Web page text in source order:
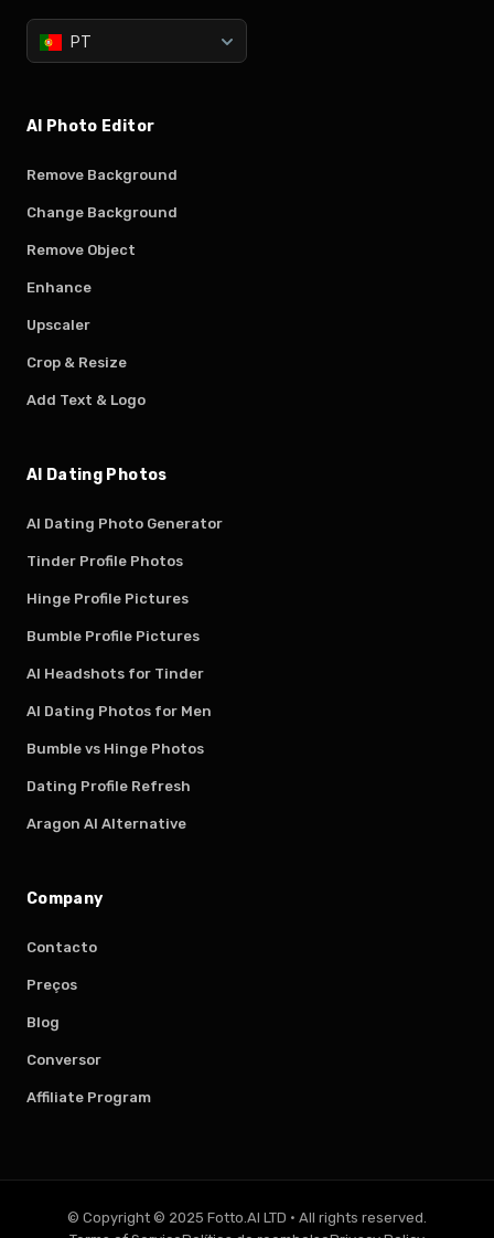
PT
AI Photo Editor
Remove Background
Change Background
Remove Object
Enhance
Upscaler
Crop & Resize
Add Text & Logo
AI Dating Photos
AI Dating Photo Generator
Tinder Profile Photos
Hinge Profile Pictures
Bumble Profile Pictures
AI Headshots for Tinder
AI Dating Photos for Men
Bumble vs Hinge Photos
Dating Profile Refresh
Aragon AI Alternative
Company
Contacto
Preços
Blog
Conversor
Affiliate Program
© Copyright © 2025 Fotto.AI LTD · All rights reserved.